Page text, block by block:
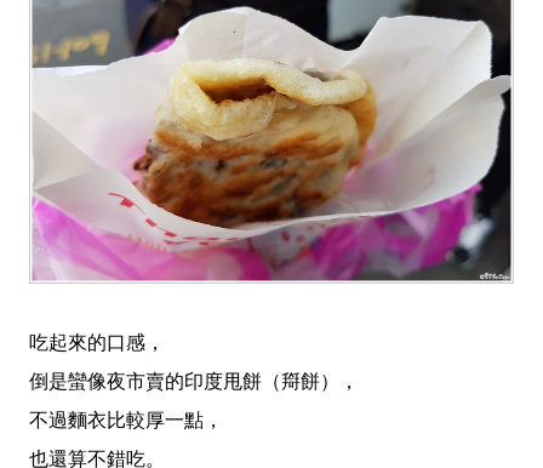
吃起來的口感，
倒是蠻像夜市賣的印度甩餅（搿餅），
不過麵衣比較厚一點，
也還算不錯吃。